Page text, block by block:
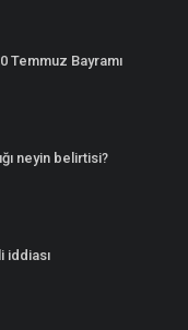
Temmuz Bayramı
neyin belirtisi?
iddiası